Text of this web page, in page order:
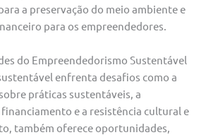
a preservação do meio ambiente e
para os empreendedores.
do Empreendedorismo Sustentável
enfrenta desafios como a
práticas sustentáveis, a
e a resistência cultural e
também oferece oportunidades,